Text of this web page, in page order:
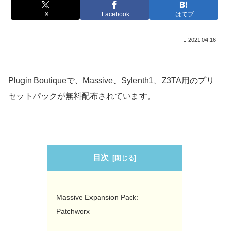
X Facebook はてブ
2021.04.16
Plugin Boutiqueで、Massive、Sylenth1、Z3TA用のプリ
セットパックが無料配布されています。
目次
Massive Expansion Pack:
Patchworx